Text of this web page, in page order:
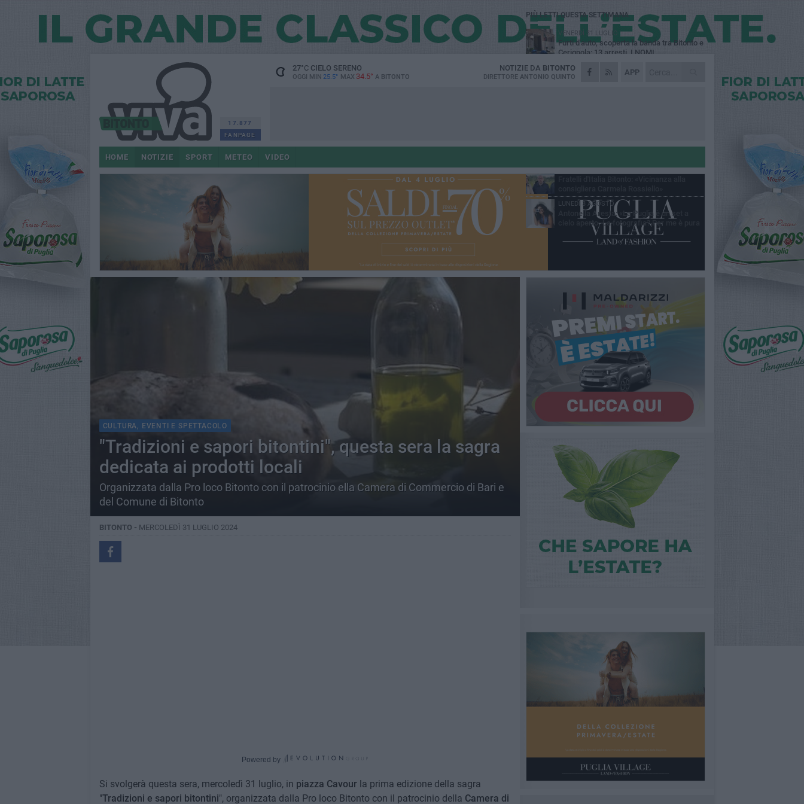
17.877
FANPAGE
27°CCIELO SERENO
OGGI MIN 25.5° MAX 34.5° A BITONTO
APP
NOTIZIE DA BITONTO
DIRETTORE ANTONIO QUINTO
HOME NOTIZIE SPORT METEO VIDEO
CULTURA, EVENTI E SPETTACOLO
"Tradizioni e sapori bitontini", questa sera la sagra
dedicata ai prodotti locali
Organizzata dalla Pro loco Bitonto con il patrocinio ella Camera di Commercio di Bari e
del Comune di Bitonto
BITONTO - MERCOLEDÌ 31 LUGLIO 2024
Powered by
Si svolgerà questa sera, mercoledì 31 luglio, in piazza Cavour la prima edizione della sagra
"Tradizioni e sapori bitontini", organizzata dalla Pro loco Bitonto con il patrocinio della Camera di
PIÙ LETTI QUESTA SETTIMANA
VENERDÌ 31 LUGLIO
Furti d'auto, scoperta la banda tra Bitonto e
Cerignola: 13 arresti, I NOMI
MARTEDÌ 4 AGOSTO
Armati di bastoni fuggono con l'incasso,
"Case a un euro", Comune chiama a
DOMENICA 2 AGOSTO
LUNEDÌ 3 AGOSTO
Antonella Aresta: «La Puglia è un set a
cielo aperto. La fotografia? Per me è pura